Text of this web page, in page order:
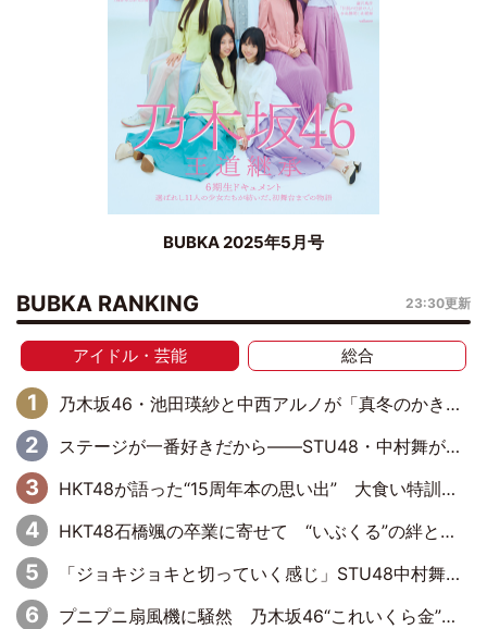
BUBKA 2025年5月号
BUBKA RANKING 23:30更新
アイドル・芸能 総合
乃木坂46・池田瑛紗と中西アルノが「真冬のかき氷」騒動で火花散らす！ 因縁の裏にあるのは、逆境をともに“凌”ぐ似た者同士の絆
ステージが一番好きだから――STU48・中村舞が描く“これからの私”
HKT48が語った“15周年本の思い出” 大食い特訓・守護霊企画・制服グラビア…盛りだくさんの裏話
HKT48石橋颯の卒業に寄せて “いぶくる”の絆と後輩・龍頭綺音の決意
「ジョキジョキと切っていく感じ」STU48中村舞、新しい挑戦は自らの手で
プニプニ扇風機に騒然 乃木坂46“これいくら金”延長中は今回もわちゃわちゃ全開